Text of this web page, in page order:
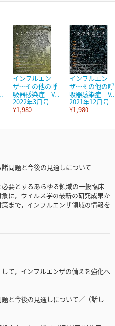
インフルエン
ザ〜その他の呼
吸器感染症 V...
2022年3月号
¥1,980
インフルエン
ザ〜その他の呼
吸器感染症
2021年12月号
¥1,980
問題と今後の見通しについて
必要とするあらゆる領域の一般臨床
に，ウイルス学の最新の研究成果か
まで，インフルエンザ領域の情報を
て，インフルエンザの備えを強化へ
と今後の見通しについて／（話し